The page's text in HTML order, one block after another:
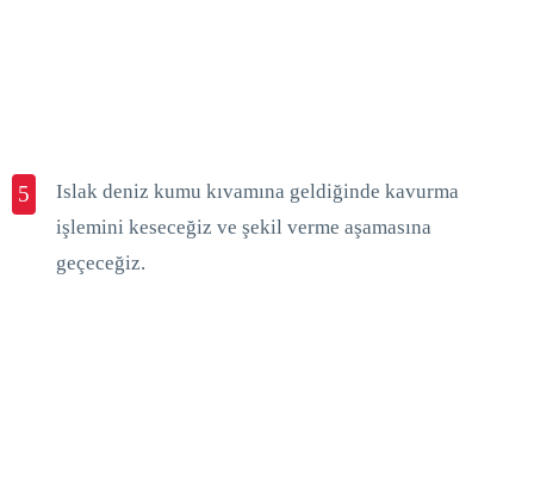
5
Islak deniz kumu kıvamına geldiğinde kavurma
işlemini keseceğiz ve şekil verme aşamasına
geçeceğiz.